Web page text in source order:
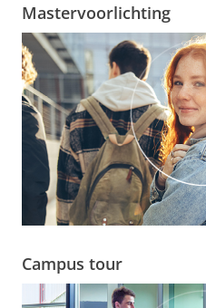
Mastervoorlichting
Campus tour